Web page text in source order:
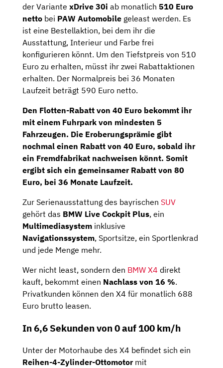
der Variante xDrive 30i ab monatlich 510 Euro
netto bei PAW Automobile geleast werden. Es
ist eine Bestellaktion, bei dem ihr die
Ausstattung, Interieur und Farbe frei
konfigurieren könnt. Um den Tiefstpreis von 510
Euro zu erhalten, müsst ihr zwei Rabattaktionen
erhalten. Der Normalpreis bei 36 Monaten
Laufzeit beträgt 590 Euro netto.
Den Flotten-Rabatt von 40 Euro bekommt ihr
mit einem Fuhrpark von mindesten 5
Fahrzeugen. Die Eroberungsprämie gibt
nochmal einen Rabatt von 40 Euro, sobald ihr
ein Fremdfabrikat nachweisen könnt. Somit
ergibt sich ein gemeinsamer Rabatt von 80
Euro, bei 36 Monate Laufzeit.
Zur Serienausstattung des bayrischen SUV
gehört das BMW Live Cockpit Plus, ein
Multimediasystem inklusive
Navigationssystem, Sportsitze, ein Sportlenkrad
und jede Menge mehr.
Wer nicht least, sondern den BMW X4 direkt
kauft, bekommt einen Nachlass von 16 %.
Privatkunden können den X4 für monatlich 688
Euro brutto leasen.
In 6,6 Sekunden von 0 auf 100 km/h
Unter der Motorhaube des X4 befindet sich ein
Reihen-4-Zylinder-Ottomotormit